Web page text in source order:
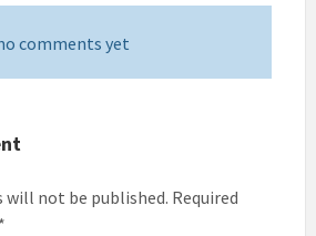
comments yet
will not be published. Required
*